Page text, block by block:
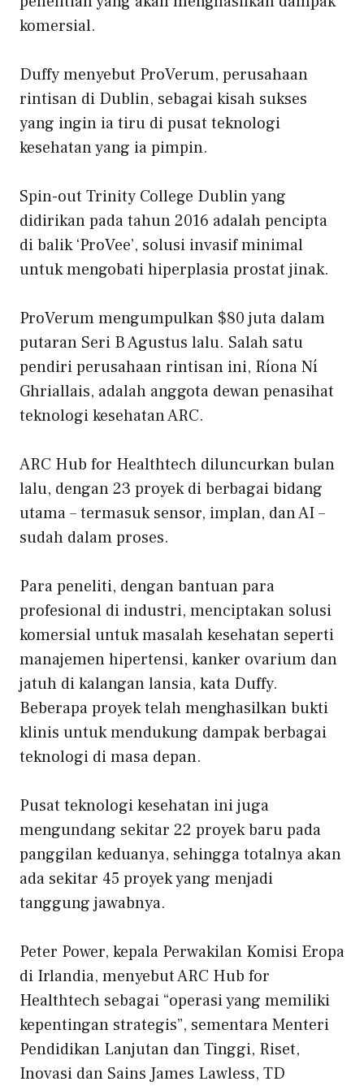
komersial.
Duffy menyebut ProVerum, perusahaan
rintisan di Dublin, sebagai kisah sukses
yang ingin ia tiru di pusat teknologi
kesehatan yang ia pimpin.
Spin-out Trinity College Dublin yang
didirikan pada tahun 2016 adalah pencipta
di balik ‘ProVee’, solusi invasif minimal
untuk mengobati hiperplasia prostat jinak.
ProVerum mengumpulkan $80 juta dalam
putaran Seri B Agustus lalu. Salah satu
pendiri perusahaan rintisan ini, Ríona Ní
Ghriallais, adalah anggota dewan penasihat
teknologi kesehatan ARC.
ARC Hub for Healthtech diluncurkan bulan
lalu, dengan 23 proyek di berbagai bidang
utama – termasuk sensor, implan, dan AI –
sudah dalam proses.
Para peneliti, dengan bantuan para
profesional di industri, menciptakan solusi
komersial untuk masalah kesehatan seperti
manajemen hipertensi, kanker ovarium dan
jatuh di kalangan lansia, kata Duffy.
Beberapa proyek telah menghasilkan bukti
klinis untuk mendukung dampak berbagai
teknologi di masa depan.
Pusat teknologi kesehatan ini juga
mengundang sekitar 22 proyek baru pada
panggilan keduanya, sehingga totalnya akan
ada sekitar 45 proyek yang menjadi
tanggung jawabnya.
Peter Power, kepala Perwakilan Komisi Eropa
di Irlandia, menyebut ARC Hub for
Healthtech sebagai “operasi yang memiliki
kepentingan strategis”, sementara Menteri
Pendidikan Lanjutan dan Tinggi, Riset,
Inovasi dan Sains James Lawless, TD